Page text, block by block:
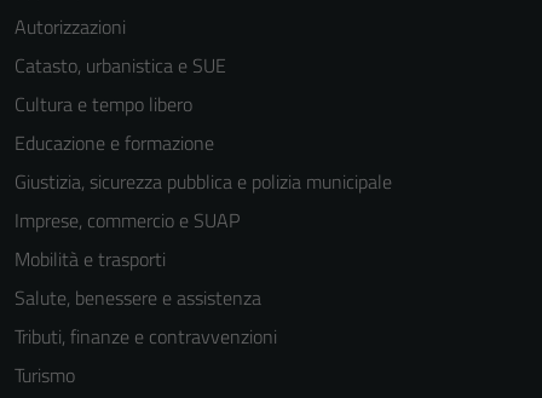
Autorizzazioni
Catasto, urbanistica e SUE
Cultura e tempo libero
Educazione e formazione
Giustizia, sicurezza pubblica e polizia municipale
Imprese, commercio e SUAP
Mobilità e trasporti
Salute, benessere e assistenza
Tributi, finanze e contravvenzioni
Turismo